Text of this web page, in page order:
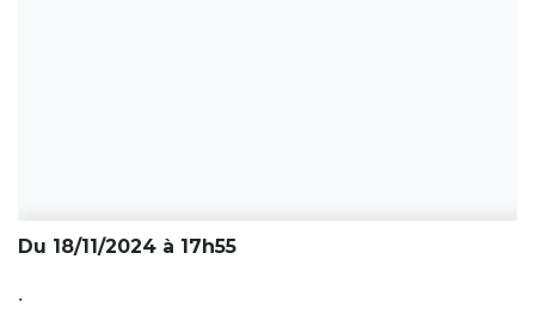
Du 18/11/2024 à 17h55
.